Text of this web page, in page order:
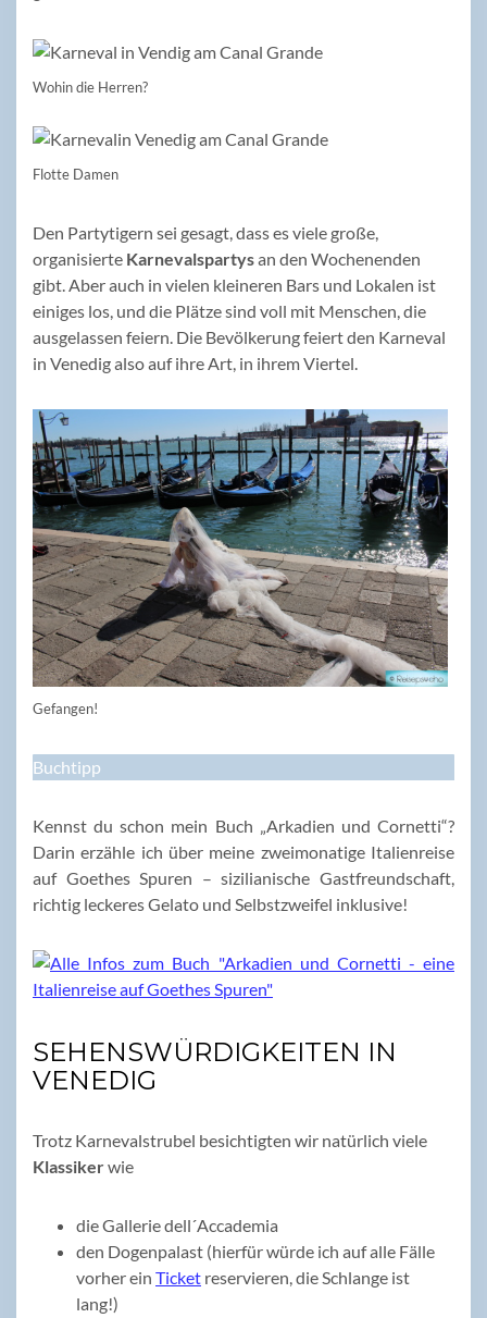
Wohin die Herren?
Flotte Damen
Den Partytigern sei gesagt, dass es viele große,
organisierte Karnevalspartysan den Wochenenden
gibt. Aber auch in vielen kleineren Bars und Lokalen ist
einiges los, und die Plätze sind voll mit Menschen, die
ausgelassen feiern. Die Bevölkerung feiert den Karneval
in Venedig also auf ihre Art, in ihrem Viertel.
Gefangen!
Buchtipp
Kennst du schon mein Buch „Arkadien und Cornetti“?
Darin erzähle ich über meine zweimonatige Italienreise
auf Goethes Spuren – sizilianische Gastfreundschaft,
richtig leckeres Gelato und Selbstzweifel inklusive!
SEHENSWÜRDIGKEITEN IN
VENEDIG
Trotz Karnevalstrubel besichtigten wir natürlich viele
Klassikerwie
die Gallerie dell´Accademia
den Dogenpalast (hierfür würde ich auf alle Fälle
vorher ein Ticket reservieren, die Schlange ist
lang!)